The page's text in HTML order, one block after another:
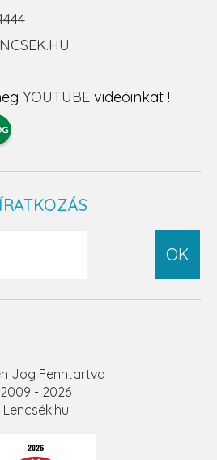
YOUTUBE videóinkat !
OK
Jog Fenntartva
2009 - 2026
Lencsék.hu